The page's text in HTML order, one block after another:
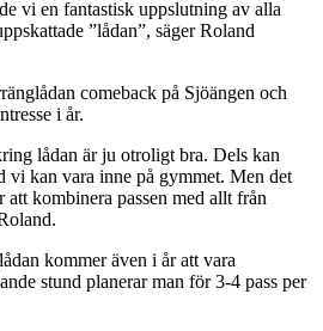
vi en fantastisk uppslutning av alla
”lådan”, säger Roland
comeback på Sjöängen och
i år.
lådan är ju otroligt bra. Dels kan
vi kan vara inne på gymmet. Men det
kombinera passen med allt från
kommer även i år att vara
stund planerar man för 3-4 pass per